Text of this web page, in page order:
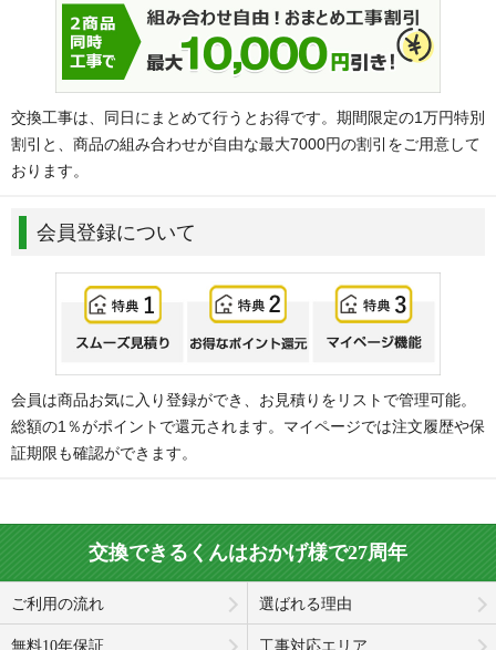
交換工事は、同日にまとめて行うとお得です。期間限定の1万円特別
割引と、商品の組み合わせが自由な最大7000円の割引をご用意して
おります。
会員登録について
会員は商品お気に入り登録ができ、お見積りをリストで管理可能。
総額の1％がポイントで還元されます。マイページでは注文履歴や保
証期限も確認ができます。
交換できるくんはおかげ様で27周年
ご利用の流れ 選ばれる理由
無料10年保証 工事対応エリア